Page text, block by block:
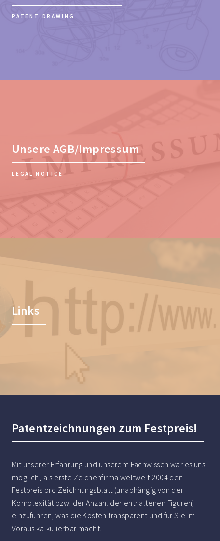
PATENT DRAWING
Unsere AGB/Impressum
LEGAL NOTICE
Links
Patentzeichnungen zum Festpreis!
Mit unserer Erfahrung und unserem Fachwissen war es uns
möglich, als erste Zeichenfirma weltweit 2004 den
Festpreis pro Zeichnungsblatt (unabhängig von der
Komplexität bzw. der Anzahl der enthaltenen Figuren)
einzuführen, was die Kosten transparent und für Sie im
Voraus kalkulierbar macht.